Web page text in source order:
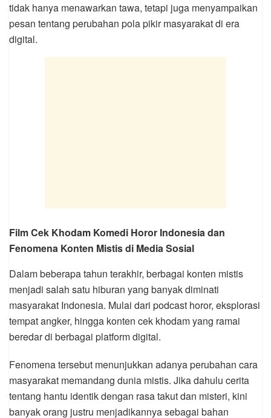
tidak hanya menawarkan tawa, tetapi juga menyampaikan
pesan tentang perubahan pola pikir masyarakat di era
digital.
Film Cek Khodam Komedi Horor Indonesia dan
Fenomena Konten Mistis di Media Sosial
Dalam beberapa tahun terakhir, berbagai konten mistis
menjadi salah satu hiburan yang banyak diminati
masyarakat Indonesia. Mulai dari podcast horor, eksplorasi
tempat angker, hingga konten cek khodam yang ramai
beredar di berbagai platform digital.
Fenomena tersebut menunjukkan adanya perubahan cara
masyarakat memandang dunia mistis. Jika dahulu cerita
tentang hantu identik dengan rasa takut dan misteri, kini
banyak orang justru menjadikannya sebagai bahan